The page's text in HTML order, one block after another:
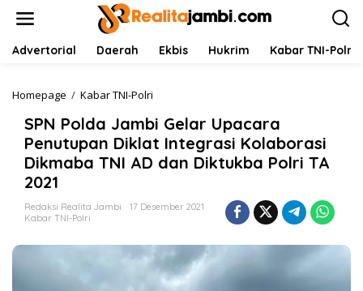
Advertorial Daerah Ekbis Hukrim Kabar TNI-Polri
Homepage / Kabar TNI-Polri
N
P
o
J
SPN Polda Jambi Gelar Upacara
Penutupan Diklat Integrasi Kolaborasi
Dikmaba TNI AD dan Diktukba Polri TA
2021
Redaksi Realita Jambi
17 Desember 2021
Kabar TNI-Polri